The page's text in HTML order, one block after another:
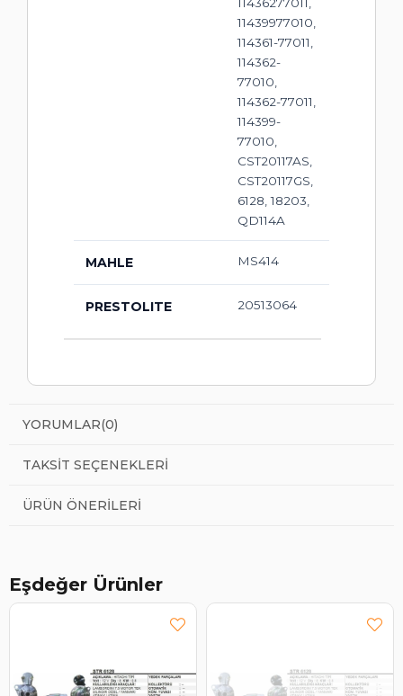
11439977010,
114361-77011,
114362-
77010,
114362-77011,
114399-
77010,
CST20117AS,
CST20117GS,
6128, 18203,
QD114A
MAHLE MS414
PRESTOLITE 20513064
YORUMLAR(0)
TAKSIT SEÇENEKLERI
ÜRÜN ÖNERILERI
Eşdeğer Ürünler